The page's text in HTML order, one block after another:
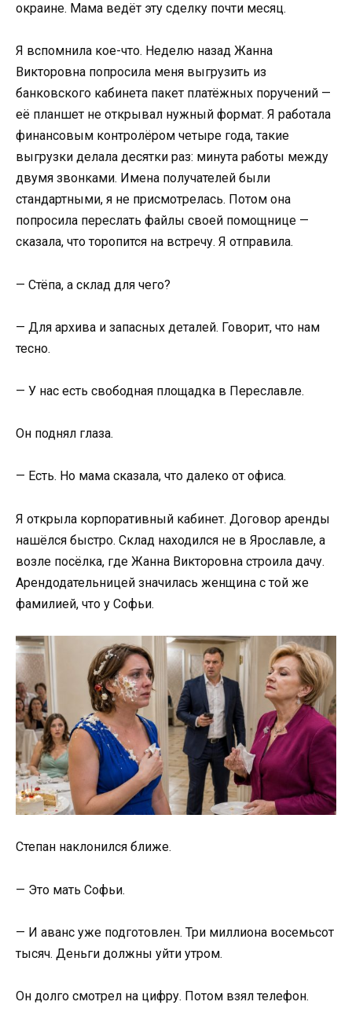
окраине. Мама ведёт эту сделку почти месяц.
Я вспомнила кое-что. Неделю назад Жанна
Викторовна попросила меня выгрузить из
банковского кабинета пакет платёжных поручений —
её планшет не открывал нужный формат. Я работала
финансовым контролёром четыре года, такие
выгрузки делала десятки раз: минута работы между
двумя звонками. Имена получателей были
стандартными, я не присмотрелась. Потом она
попросила переслать файлы своей помощнице —
сказала, что торопится на встречу. Я отправила.
— Стёпа, а склад для чего?
— Для архива и запасных деталей. Говорит, что нам
тесно.
— У нас есть свободная площадка в Переславле.
Он поднял глаза.
— Есть. Но мама сказала, что далеко от офиса.
Я открыла корпоративный кабинет. Договор аренды
нашёлся быстро. Склад находился не в Ярославле, а
возле посёлка, где Жанна Викторовна строила дачу.
Арендодательницей значилась женщина с той же
фамилией, что у Софьи.
Степан наклонился ближе.
— Это мать Софьи.
— И аванс уже подготовлен. Три миллиона восемьсот
тысяч. Деньги должны уйти утром.
Он долго смотрел на цифру. Потом взял телефон.